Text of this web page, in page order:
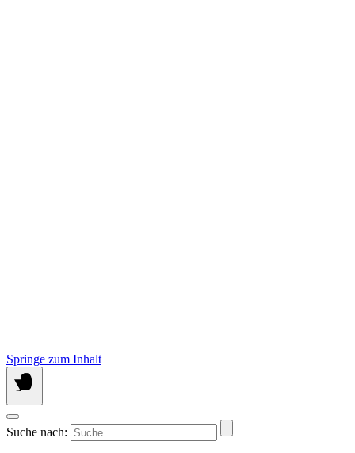
Springe zum Inhalt
Suche nach: